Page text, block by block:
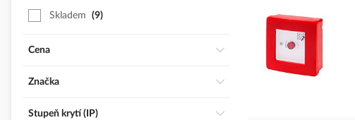
Skladem 9
Cena
Značka
Stupeň krytí (IP)